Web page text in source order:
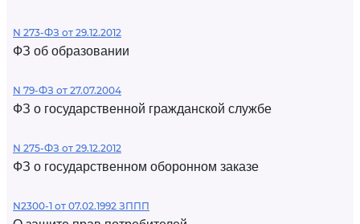
N 273-ФЗ от 29.12.2012
ФЗ об образовании
N 79-ФЗ от 27.07.2004
ФЗ о государственной гражданской службе
N 275-ФЗ от 29.12.2012
ФЗ о государственном оборонном заказе
N2300-1 от 07.02.1992 ЗППП